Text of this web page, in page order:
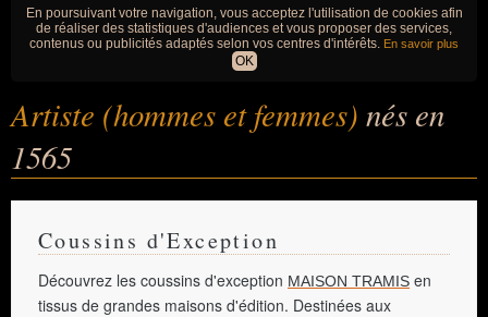
En poursuivant votre navigation, vous acceptez l'utilisation de cookies afin
de réaliser des statistiques d'audiences et vous proposer des services,
contenus ou publicités adaptés selon vos centres d'intérêts. En savoir plus
OK
Artiste (hommes et femmes) nés en
1565
Coussins d'Exception
Découvrez les coussins d'exception MAISON TRAMIS en
tissus de grandes maisons d'édition. Destinées aux